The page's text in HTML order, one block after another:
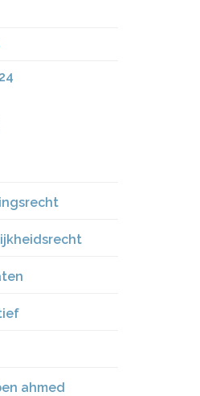
ahmed